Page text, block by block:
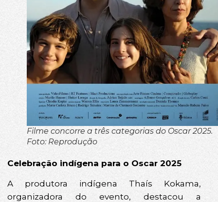
Filme concorre a três categorias do Oscar 2025.
Foto: Reprodução
Celebração indígena para o Oscar 2025
A produtora indígena Thaís Kokama,
organizadora do evento, destacou a